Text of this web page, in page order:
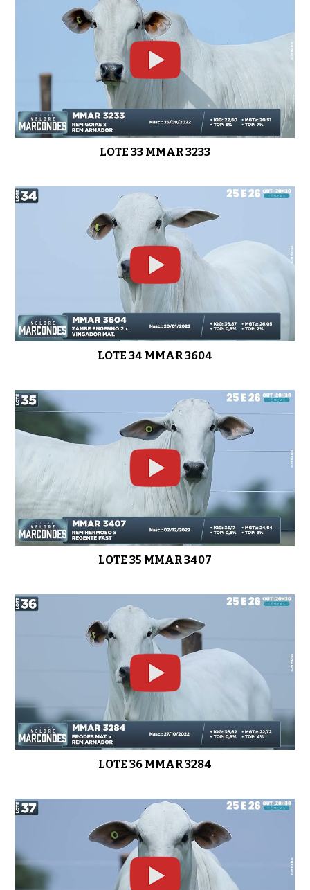
LOTE 33 MMAR 3233
LOTE 34 MMAR 3604
LOTE 35 MMAR 3407
LOTE 36 MMAR 3284